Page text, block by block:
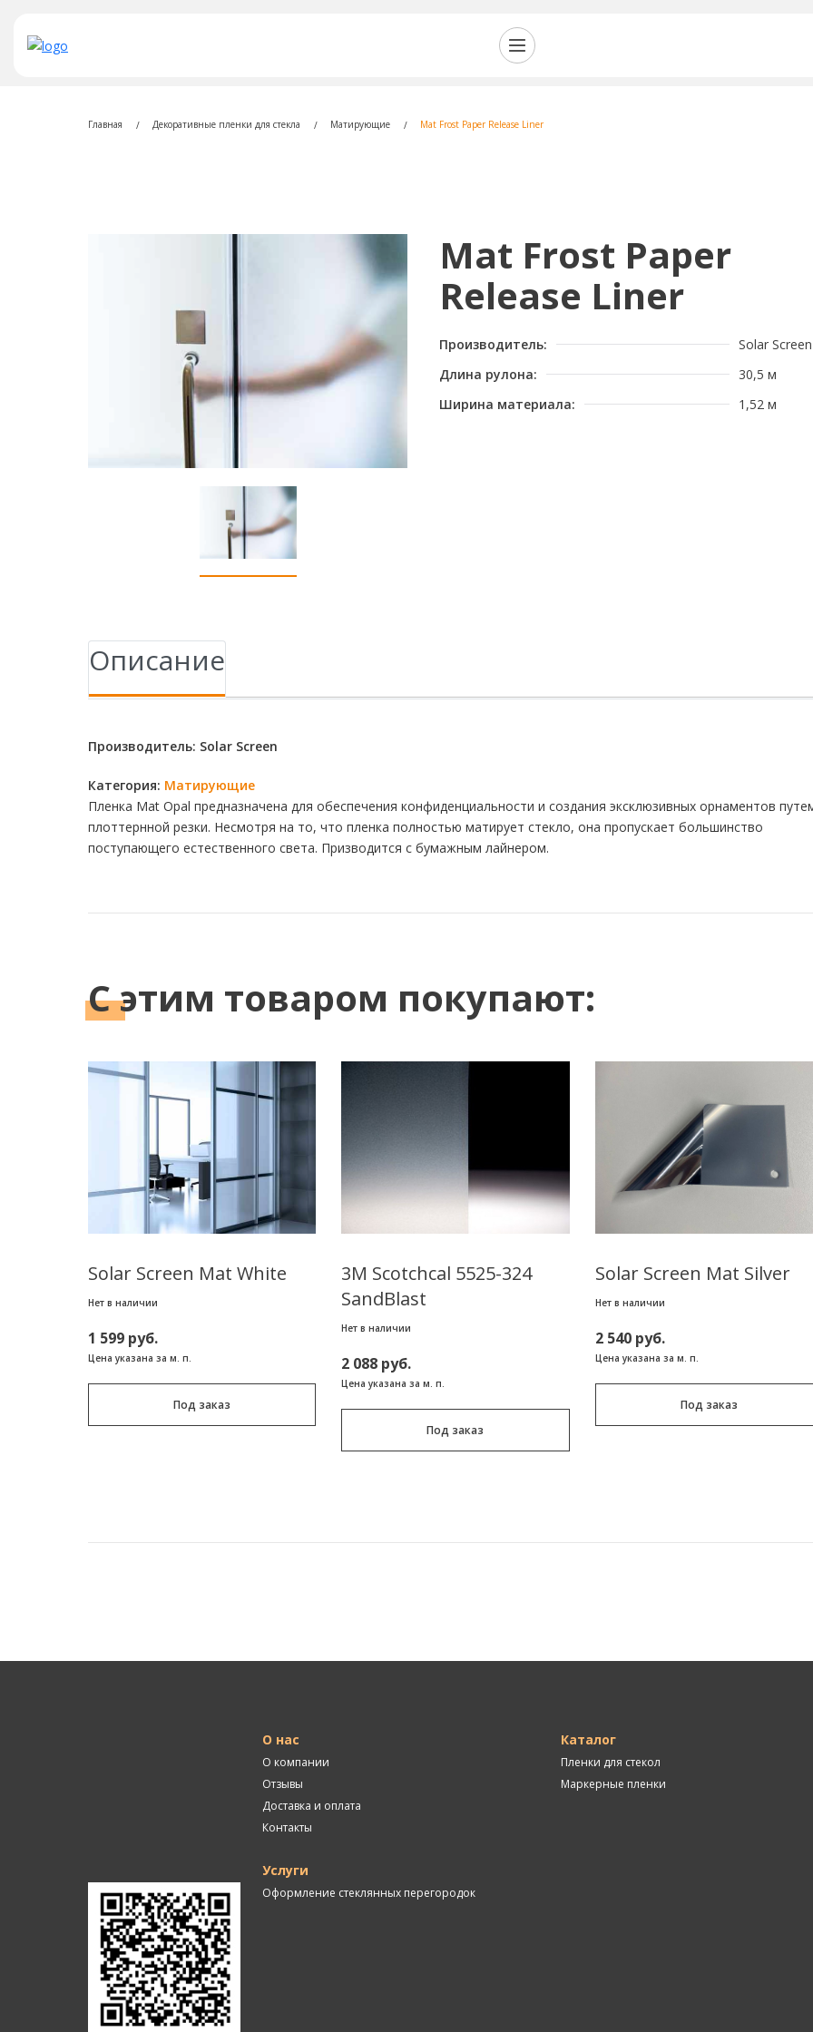
Главная Декоративные пленки для стекла Матирующие Mat Frost Paper Release Liner
Mat Frost Paper
Release Liner
Производитель:
Solar Screen
Длина рулона:
30,5 м
Ширина материала:
1,52 м
Описание
Производитель: Solar Screen
Категория: Матирующие
Пленка Mat Opal предназначена для обеспечения конфиденциальности и создания эксклюзивных орнаментов
плоттернной резки. Несмотря на то, что пленка полностью матирует стекло, она пропускает большинство
поступающего естественного света. Призводится с бумажным лайнером.
С этим товаром покупают:
Solar Screen Mat White
Нет в наличии
1 599 руб.
Цена указана за м. п.
Под заказ
3M Scotchcal 5525-324
SandBlast
Нет в наличии
2 088 руб.
Цена указана за м. п.
Под заказ
Solar Screen Mat Silver
Нет в наличии
2 540 руб.
Цена указана за м. п.
Под заказ
О нас
О компании
Отзывы
Доставка и оплата
Контакты
Услуги
Оформление стеклянных перегородок
Каталог
Пленки для стекол
Маркерные пленки